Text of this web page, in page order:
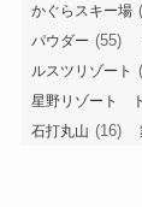
かぐらスキー場
パウダー (55)
ルスツリゾート
星野リゾート
石打丸山 (16)